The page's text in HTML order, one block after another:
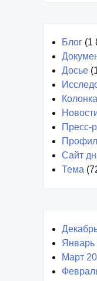
Блог (1
Досье
Пресс-
Сайт
Тема
Январь
Март